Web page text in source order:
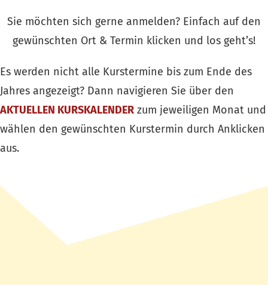
Sie möchten sich gerne anmelden? Einfach auf den
gewünschten Ort & Termin klicken und los geht’s!
Es werden nicht alle Kurstermine bis zum Ende des
Jahres angezeigt? Dann navigieren Sie über den
AKTUELLEN KURSKALENDER zum jeweiligen Monat und
wählen den gewünschten Kurstermin durch Anklicken
aus.